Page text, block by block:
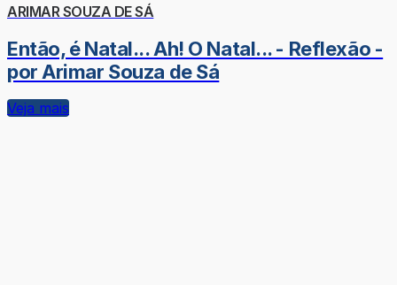
ARIMAR SOUZA DE SÁ
Então, é Natal... Ah! O Natal... - Reflexão -
por Arimar Souza de Sá
Veja mais